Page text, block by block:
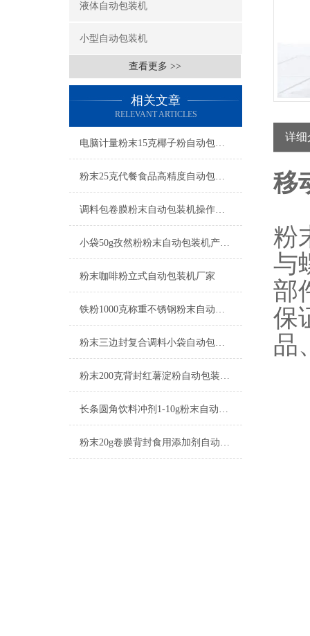
液体自动包装机
小型自动包装机
查看更多 >>
相关文章
RELEVANT ARTICLES
电脑计量粉末15克椰子粉自动包装机厂家
粉末25克代餐食品高精度自动包装机操作简单
调料包卷膜粉末自动包装机操作简单
小袋50g孜然粉粉末自动包装机产品简介
粉末咖啡粉立式自动包装机厂家
铁粉1000克称重不锈钢粉末自动包装机产品简介
粉末三边封复合调料小袋自动包装机的工作原理
粉末200克背封红薯淀粉自动包装机厂家
长条圆角饮料冲剂1-10g粉末自动包装机生产商
粉末20g卷膜背封食用添加剂自动包装机生产商
详细
移
粉
与
部
保
品